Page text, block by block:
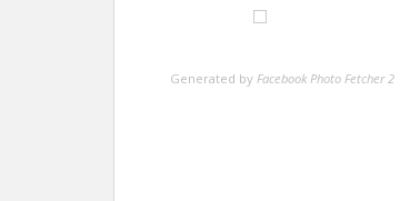
Generated by Facebook Photo Fetcher 2